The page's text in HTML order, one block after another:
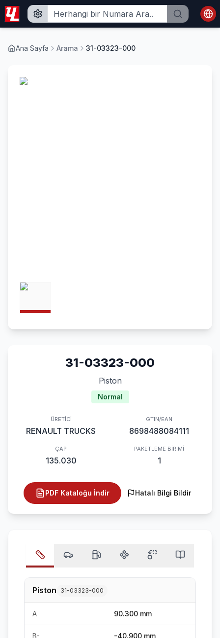
Ana Sayfa Arama 31-03323-000
31-03323-000
Piston
Normal
ÜRETICI
RENAULT TRUCKS
GTIN/EAN
8698488084111
ÇAP
135.030
PAKETLEME BIRIMI
1
PDF Kataloğu İndir Hatalı Bilgi Bildir
Piston 31-03323-000
A 90.300 mm
B- -40.900 mm